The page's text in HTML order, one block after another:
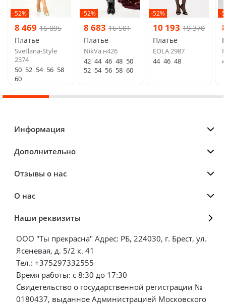
-52%
8 469 16 095
Платье
Svetlana-Style
2374
50 52 54 56 58
60
-52%
8 683 16 501
Платье
NikVa н426
42 44 46 48 50
52 54 56 58 60
-52%
10 193 19 370
Платье
EOLA 2987
44 46 48
-
Информация
Дополнительно
Отзывы о нас
О нас
Наши реквизиты
ООО "Ты прекрасна" Адрес: РБ, 224030, г. Брест, ул.
Ясеневая, д. 5/2 к. 41
Тел.: +375297332555
Время работы: с 8:30 до 17:30
Свидетельство о государственной регистрации №
0180437, выданное Администрацией Московского